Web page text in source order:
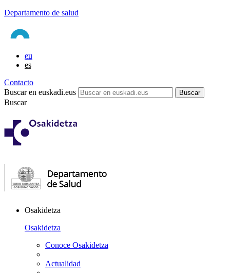
Departamento de salud
eu
es
Contacto
Buscar en euskadi.eus
Buscar
Osakidetza
Osakidetza
Conoce Osakidetza
Actualidad